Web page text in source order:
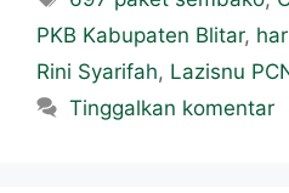
PKB Kabupaten Blitar,
Rini Syarifah, Lazisnu
Tinggalkan komentar